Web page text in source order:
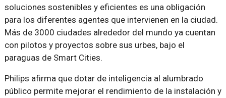
soluciones sostenibles y eficientes es una obligación
para los diferentes agentes que intervienen en la ciudad.
Más de 3000 ciudades alrededor del mundo ya cuentan
con pilotos y proyectos sobre sus urbes, bajo el
paraguas de Smart Cities.
Philips afirma que dotar de inteligencia al alumbrado
público permite mejorar el rendimiento de la instalación y